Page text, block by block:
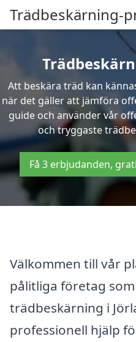
Trädbeskärning-
Att beskära träd kan
när det gäller att jämföra
guide och använder vår
och tryggaste
Få 3 erbjudanden,
Välkommen till vår
pålitliga företag
trädbeskärning i
professionell hjälp